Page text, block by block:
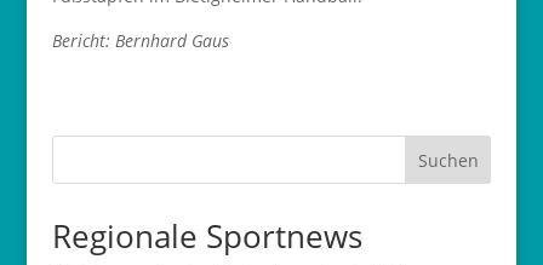
Bericht: Bernhard Gaus
Suchen
Regionale Sportnews